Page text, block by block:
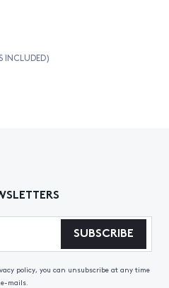
INCLUDED)
SUBSCRIBE
policy, you can unsubscribe at any time
mails.